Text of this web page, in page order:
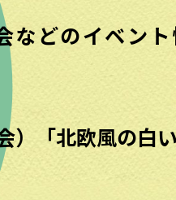
などのイベント
「北欧風の白い